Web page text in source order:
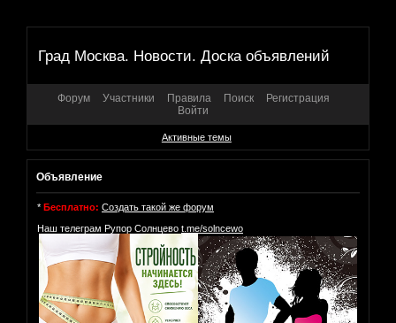
Град Москва. Новости. Доска объявлений
Форум Участники Правила Поиск
Регистрация
Войти
Активные темы
Объявление
* Бесплатно: Создать такой же форум
Наш телеграм Рупор Солнцево t.me/solncewo